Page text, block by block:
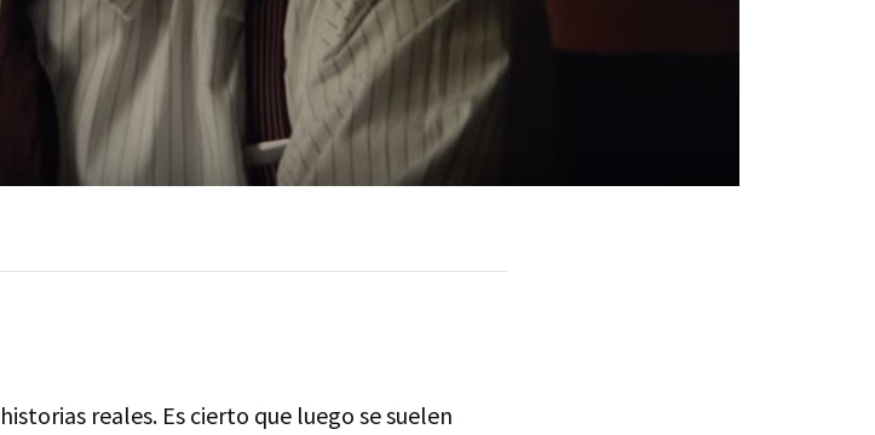
reales. Es cierto que luego se suelen